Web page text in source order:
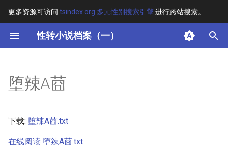
更多资源可访问 tsindex.org 多元性别搜索引擎进行跨站搜索。
性转小说档案（一）
键
开
搜
索
其他信息 [Processed Page
堕辣A莔
下载: 堕辣A莔.txt
在线阅读 堕辣A莔.txt